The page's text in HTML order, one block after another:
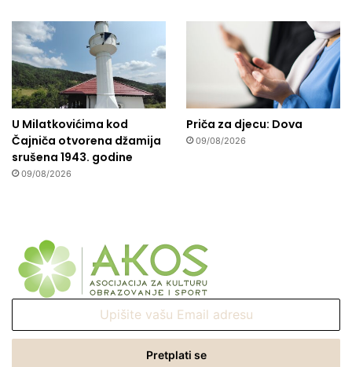
U Milatkovićima kod
Čajniča otvorena džamija
srušena 1943. godine
09/08/2026
Priča za djecu: Dova
09/08/2026
Email